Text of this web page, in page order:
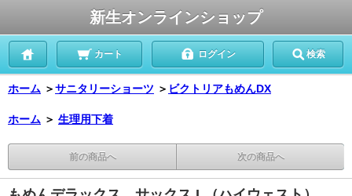
新生オンラインショップ
カート ログイン 検索
ホーム ＞サニタリーショーツ ＞ ビクトリアもめんDX
ホーム ＞ 生理用下着
前の商品へ 次の商品へ